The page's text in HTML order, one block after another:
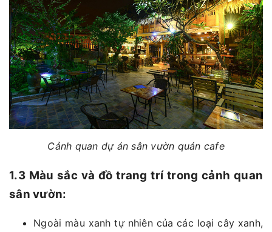
Cảnh quan dự án sân vườn quán cafe
1.3 Màu sắc và đồ trang trí trong cảnh quan
sân vườn:
Ngoài màu xanh tự nhiên của các loại cây xanh,